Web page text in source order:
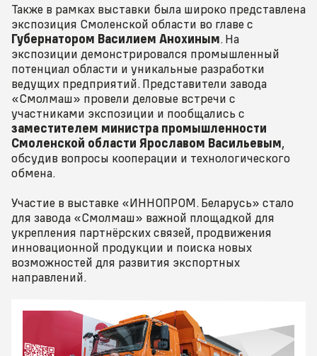
Также в рамках выставки была широко представлена
экспозиция Смоленской области во главе с
Губернатором Василием Анохиным. На
экспозиции демонстрировался промышленный
потенциал области и уникальные разработки
ведущих предприятий. Представители завода
«Смолмаш» провели деловые встречи с
участниками экспозиции и пообщались с
заместителем министра промышленности
Смоленской области Ярославом Васильевым,
обсудив вопросы кооперации и технологического
обмена.
Участие в выставке «ИННОПРОМ. Беларусь» стало
для завода «Смолмаш» важной площадкой для
укрепления партнёрских связей, продвижения
инновационной продукции и поиска новых
возможностей для развития экспортных
направлений.